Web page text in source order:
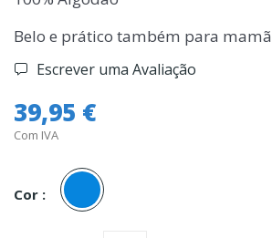
Belo e prático também para mamã
Escrever uma Avaliação
39,95 €
Com IVA
Cor :
Azul